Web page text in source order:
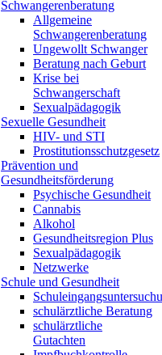
Schwangerenberatung
Allgemeine
Schwangerenberatung
Ungewollt Schwanger
Beratung nach Geburt
Krise bei
Schwangerschaft
Sexualpädagogik
Sexuelle Gesundheit
HIV- und STI
Prostitutionsschutzgesetz
Prävention und
Gesundheitsförderung
Psychische Gesundheit
Cannabis
Alkohol
Gesundheitsregion Plus
Sexualpädagogik
Netzwerke
Schule und Gesundheit
schulärztliche Beratung
schulärztliche
Gutachten